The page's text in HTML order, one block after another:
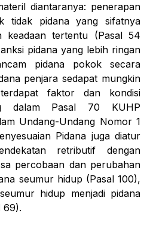
diantaranya: penerapan
tidak pidana yang sifatnya
keadaan tertentu (Pasal 54
pidana yang lebih ringan
pidana pokok secara
penjara sedapat mungkin
faktor dan kondisi
dalam Pasal 70 KUHP
Undang-Undang Nomor 1
Pidana juga diatur
retributif dengan
percobaan dan perubahan
seumur hidup (Pasal 100),
hidup menjadi pidana
69).